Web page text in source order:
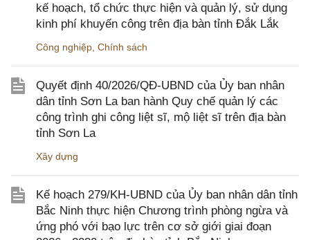
kế hoạch, tổ chức thực hiện và quản lý, sử dụng
kinh phí khuyến công trên địa bàn tỉnh Đắk Lắk
Công nghiệp Chính sách
Quyết định 40/2026/QĐ-UBND của Ủy ban nhân
dân tỉnh Sơn La ban hành Quy chế quản lý các
công trình ghi công liệt sĩ, mộ liệt sĩ trên địa bàn
tỉnh Sơn La
Xây dựng
Kế hoạch 279/KH-UBND của Ủy ban nhân dân tỉnh
Bắc Ninh thực hiện Chương trình phòng ngừa và
ứng phó với bạo lực trên cơ sở giới giai đoạn